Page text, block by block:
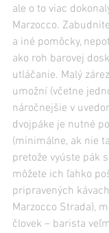
ale o to viac
Marzocco.
a iné pomôcky,
ako roh barovej
utláčanie. Malý
umožní (včetne
náročnejšie v
dvojpáke je nutné
(minimálne, ak nie
pretože vyúste pák
môžete ich ľahko
pripravených
Marzocco Strada),
človek – barista